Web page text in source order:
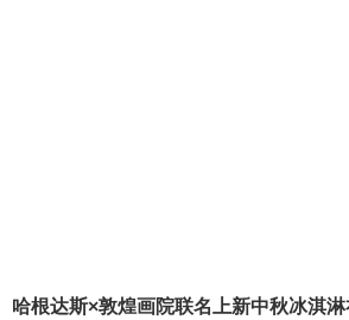
哈根达斯×敦煌画院联名上新中秋冰淇